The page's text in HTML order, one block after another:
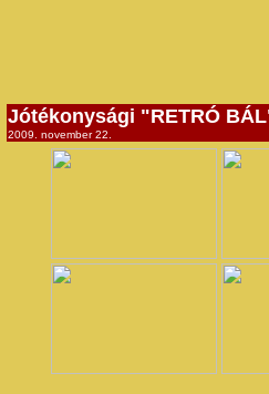
Jótékonysági "RETRÓ
2009. november 22.